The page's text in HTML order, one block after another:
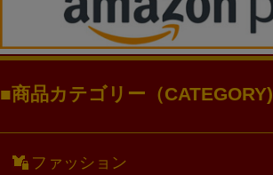
商品カテゴリー（CATEGORY)
ファッション